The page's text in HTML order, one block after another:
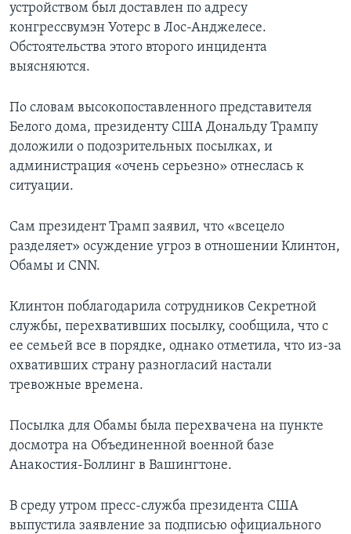
устройством был доставлен по адресу
конгрессвумэн Уотерс в Лос-Анджелесе.
Обстоятельства этого второго инцидента
выясняются.
По словам высокопоставленного представителя
Белого дома, президенту США Дональду Трампу
доложили о подозрительных посылках, и
администрация «очень серьезно» отнеслась к
ситуации.
Сам президент Трамп заявил, что «всецело
разделяет» осуждение угроз в отношении Клинтон,
Обамы и CNN.
Клинтон поблагодарила сотрудников Секретной
службы, перехвативших посылку, сообщила, что с
ее семьей все в порядке, однако отметила, что из-за
охвативших страну разногласий настали
тревожные времена.
Посылка для Обамы была перехвачена на пункте
досмотра на Объединенной военной базе
Анакостия-Боллинг в Вашингтоне.
В среду утром пресс-служба президента США
выпустила заявление за подписью официального